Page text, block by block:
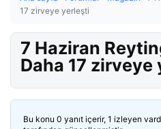
17 zirveye yerleşti
7 Haziran
Daha 17
Bu konu 0 yanıt içerir, 1 izleyen